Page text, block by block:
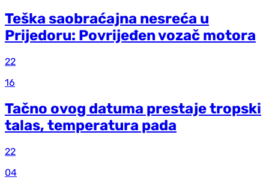
Teška saobraćajna nesreća u
Prijedoru: Povrijeđen vozač motora
22
16
Tačno ovog datuma prestaje tropski
talas, temperatura pada
22
04